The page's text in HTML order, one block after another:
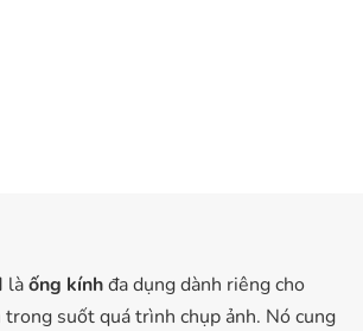
làống kínhđa dụng dành riêng cho
suốt quá trình chụp ảnh. Nó cung